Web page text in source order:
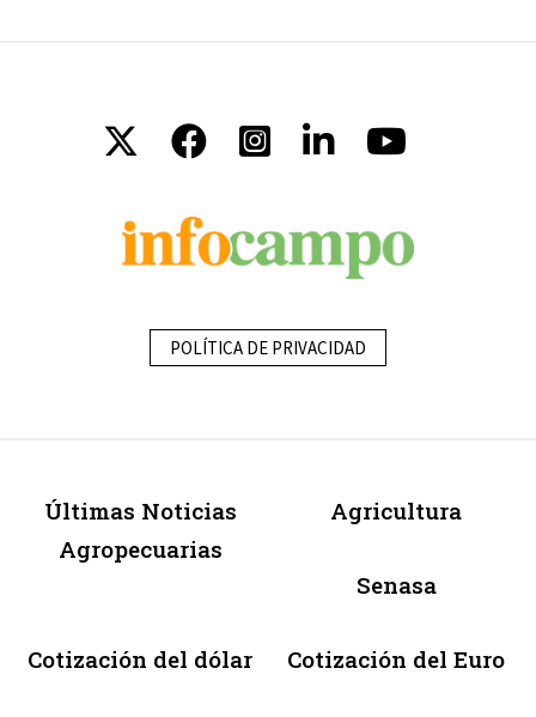
POLÍTICA DE PRIVACIDAD
Últimas Noticias
Agropecuarias
Agricultura
Senasa
Cotización del dólar Cotización del Euro